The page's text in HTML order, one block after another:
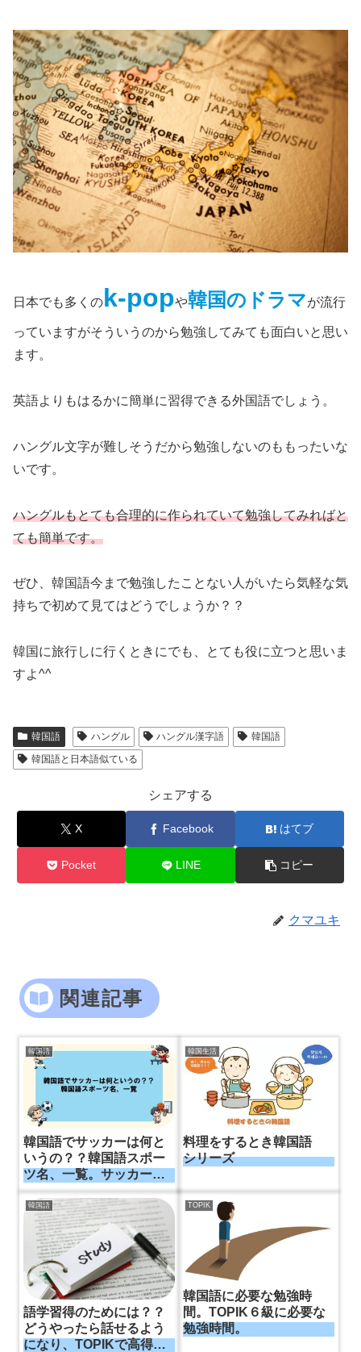
日本でも多くのk-popや韓国のドラマが流行
っていますがそういうのから勉強してみても面白いと思い
ます。
英語よりもはるかに簡単に習得できる外国語でしょう。
ハングル文字が難しそうだから勉強しないのももったいな
いです。
ハングルもとても合理的に作られていて勉強してみればと
ても簡単です。
ぜひ、韓国語今まで勉強したことない人がいたら気軽な気
持ちで初めて見てはどうでしょうか？？
韓国に旅行しに行くときにでも、とても役に立つと思いま
すよ^^
韓国語 ハングル ハングル漢字語
韓国語
韓国語と日本語似ている
シェアする
X Facebook はてブ
Pocket LINE コピー
クマユキ
関連記事
韓国語
韓国語でサッカーは何と
いうの？？韓国語スポー
ツ名、一覧。サッカーは
サッカーとは言わな
い！？
韓国生活
料理をするとき韓国語
シリーズ
韓国語
語学習得のためには？？
どうやったら話せるよう
になり、TOPIKで高得点
TOPIK
韓国語に必要な勉強時
間。TOPIK６級に必要な
勉強時間。